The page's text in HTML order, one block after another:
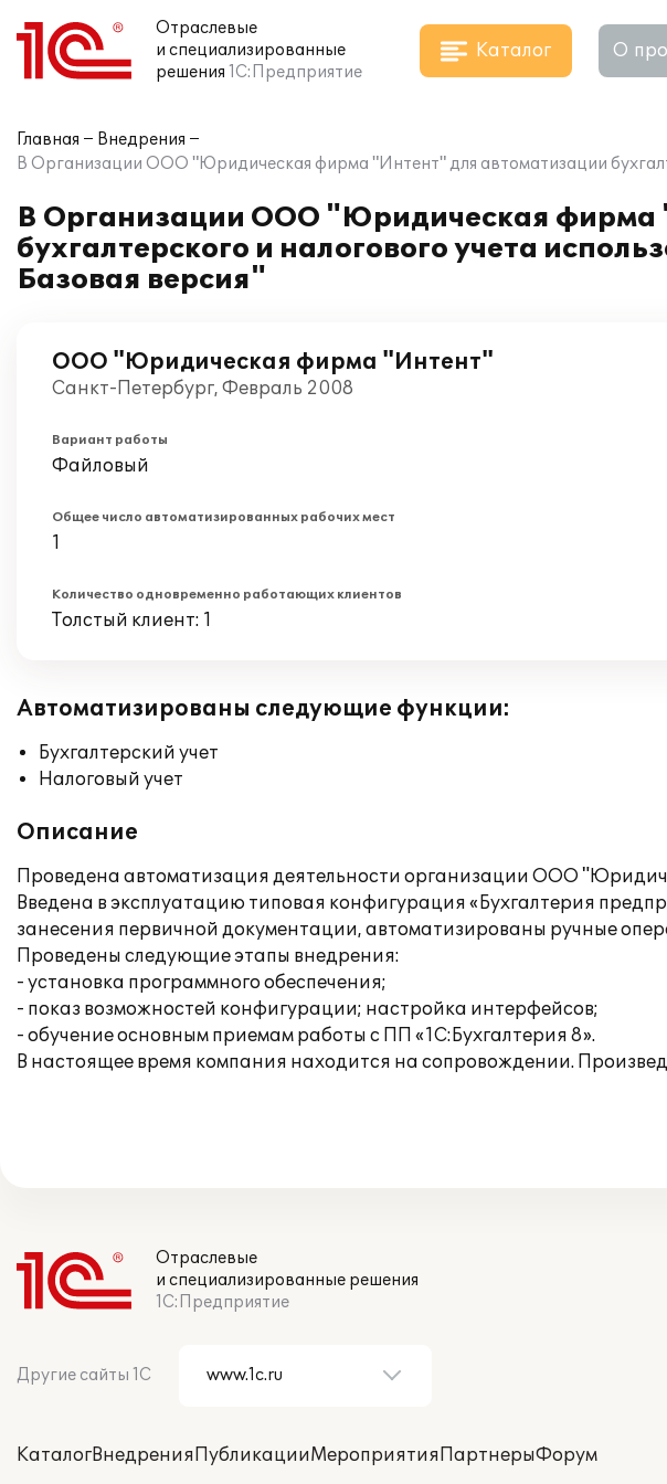
Отраслевые
и специализированные
решения 1С:Предприятие
Каталог О
Главная
Внедрения
В Организации ООО "Юридическая фирма "Интент" для автоматизации
В Организации ООО "Юридическая фирма
бухгалтерского и налогового учета
Базовая версия"
ООО "Юридическая фирма "Интент"
Санкт-Петербург, Февраль 2008
Вариант работы
Файловый
Общее число автоматизированных рабочих мест
1
Количество одновременно работающих клиентов
Толстый клиент: 1
Автоматизированы следующие функции:
Бухгалтерский учет
Налоговый учет
Описание
Проведена автоматизация деятельности организации ООО
Введена в эксплуатацию типовая конфигурация «Бухгалтерия
занесения первичной документации, автоматизированы ручные
Проведены следующие этапы внедрения:
- установка программного обеспечения;
- показ возможностей конфигурации; настройка интерфейсов;
- обучение основным приемам работы с ПП «1С:Бухгалтерия 8».
В настоящее время компания находится на сопровождении.
Отраслевые
и специализированные решения
1С:Предприятие
Другие сайты 1С
КаталогВнедренияПубликацииМероприятияПартнерыФорум